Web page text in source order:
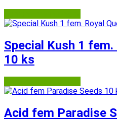
Special Kush 1 fem.
10 ks
Acid fem Paradise